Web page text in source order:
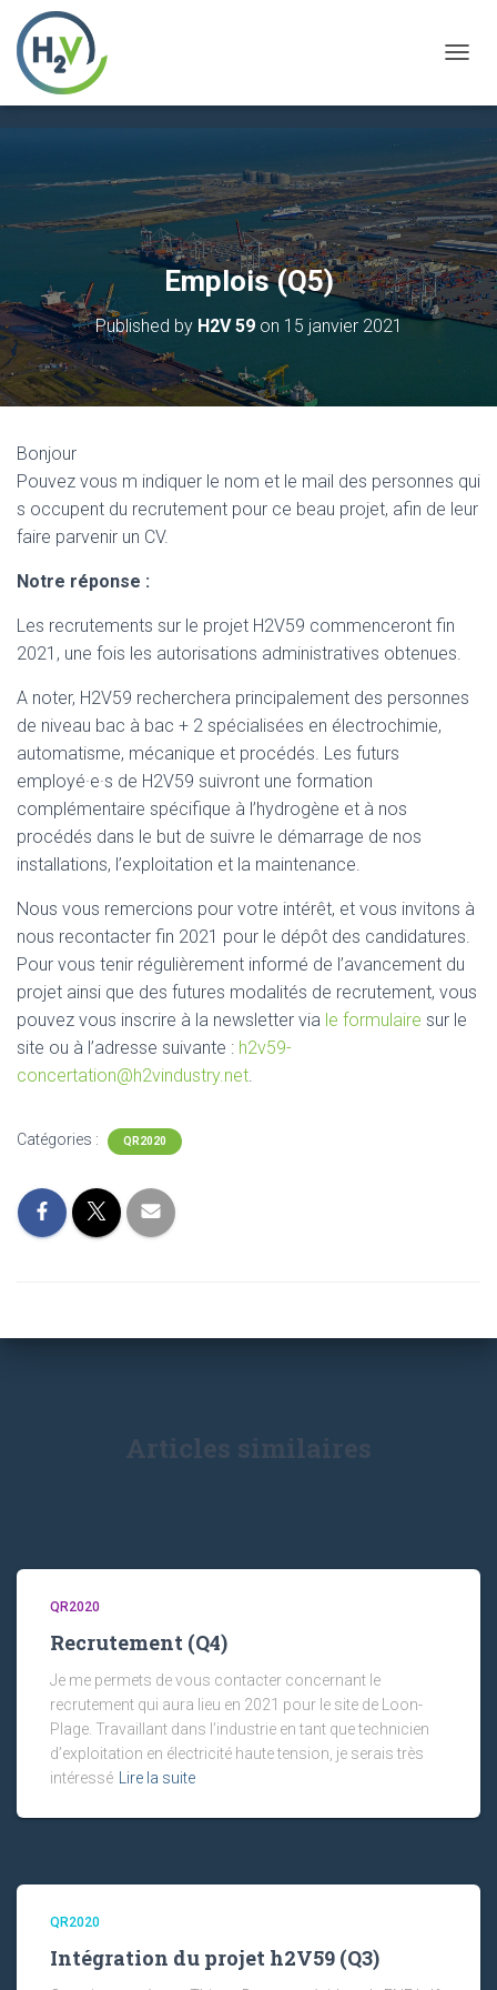
Emplois (Q5)
Published by H2V 59on 15 janvier 2021
Bonjour
Pouvez vous m indiquer le nom et le mail des personnes qui
s occupent du recrutement pour ce beau projet, afin de leur
faire parvenir un CV.
Notre réponse :
Les recrutements sur le projet H2V59 commenceront fin
2021, une fois les autorisations administratives obtenues.
A noter, H2V59 recherchera principalement des personnes
de niveau bac à bac + 2 spécialisées en électrochimie,
automatisme, mécanique et procédés. Les futurs
employé·e·s de H2V59 suivront une formation
complémentaire spécifique à l’hydrogène et à nos
procédés dans le but de suivre le démarrage de nos
installations, l’exploitation et la maintenance.
Nous vous remercions pour votre intérêt, et vous invitons à
nous recontacter fin 2021 pour le dépôt des candidatures.
Pour vous tenir régulièrement informé de l’avancement du
projet ainsi que des futures modalités de recrutement, vous
pouvez vous inscrire à la newsletter via le formulaire sur le
site ou à l’adresse suivante : h2v59-
concertation@h2vindustry.net.
Catégories : QR2020
Articles similaires
QR2020
Recrutement (Q4)
Je me permets de vous contacter concernant le
recrutement qui aura lieu en 2021 pour le site de Loon-
Plage. Travaillant dans l’industrie en tant que technicien
d’exploitation en électricité haute tension, je serais très
intéressé
Lire la suite
QR2020
Intégration du projet h2V59 (Q3)